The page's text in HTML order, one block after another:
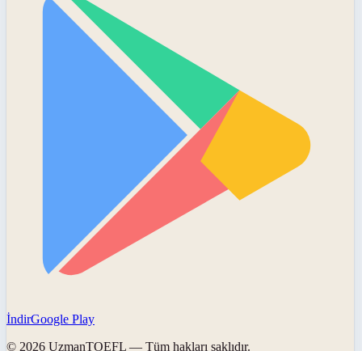
İndirGoogle Play
© 2026 UzmanTOEFL — Tüm hakları saklıdır.